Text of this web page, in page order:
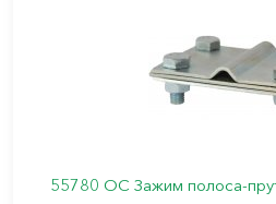
55780 ОС Зажим полоса-